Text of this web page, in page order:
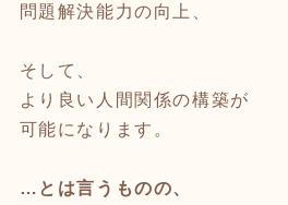
問題解決能力の向上、
そして、
より良い人間関係の構築が
可能になります。
…とは言うものの、